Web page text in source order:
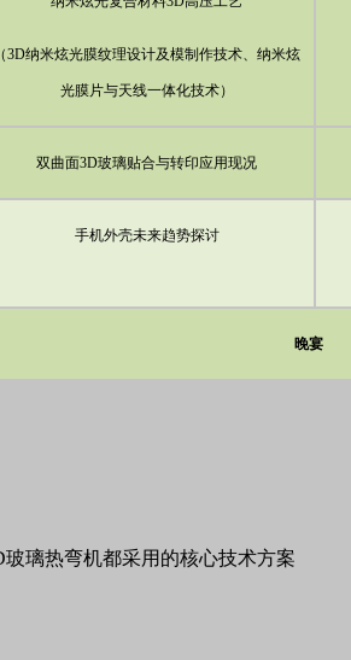
（3D纳米炫光膜纹理设计及模制作技术、纳米炫
光膜片与天线一体化技术）
双曲面3D玻璃贴合与转印应用现况
手机外壳未来趋势探讨
晚宴